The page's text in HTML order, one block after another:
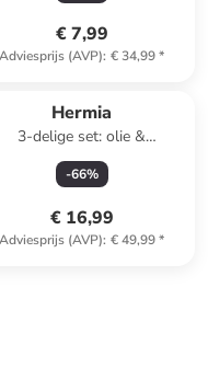
€ 7,99
Adviesprijs (AVP): € 34,99*
Hermia
3-delige set: olie &
azijndispenser - 1 l
-66%
€ 16,99
Adviesprijs (AVP): € 49,99*